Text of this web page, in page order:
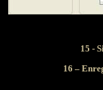
15 -
16 –